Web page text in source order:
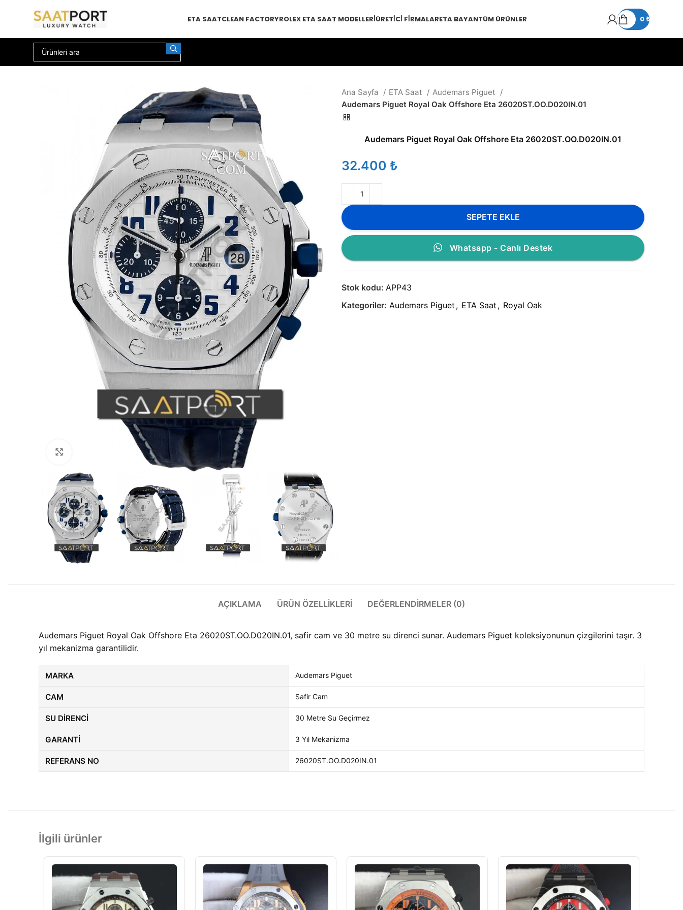
ETA SAATCLEAN FACTORYROLEX ETA SAAT MODELLERIÜRETICI FIRMALARETA BAYANTÜM ÜRÜNLER 0₺
Büyütmek için tıklayın
Ana Sayfa ETA Saat
Audemars Piguet
Audemars Piguet Royal Oak Offshore Eta 26020ST.OO.D020IN.01
Audemars Piguet Royal Oak Offshore Eta 26020ST.OO.D020IN.01
₺
SEPETE EKLE
Whatsapp - Canlı Destek
Stok kodu: APP43
Kategoriler: Audemars Piguet , ETA Saat , Royal Oak
AÇIKLAMA ÜRÜN ÖZELLIKLERI DEĞERLENDIRMELER (0)
Audemars Piguet Royal Oak Offshore Eta 26020ST.OO.D020IN.01, safir cam ve 30 metre su direnci sunar. Audemars Piguet koleksiyonunun çizgilerini taşır. 3
yıl mekanizma garantilidir.
MARKA Audemars Piguet
CAM Safir Cam
SU DIRENCI 30 Metre Su Geçirmez
GARANTI 3 Yıl Mekanizma
REFERANS NO 26020ST.OO.D020IN.01
İlgili ürünler